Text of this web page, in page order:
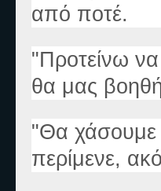
από ποτέ.
"Προτείνω
θα μας
"Θα χάσουμε
περίμενε,